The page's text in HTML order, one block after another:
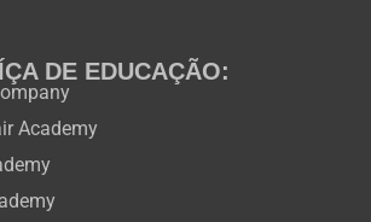
DE EDUCAÇÃO:
Academy